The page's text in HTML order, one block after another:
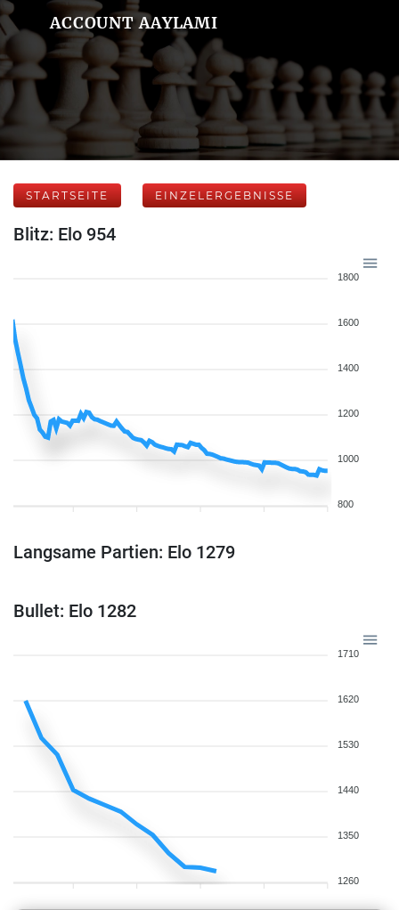
ACCOUNT AAYLAMI
STARTSEITE EINZELERGEBNISSE
Blitz: Elo 954
1800
1600
1400
1200
1000
800
Langsame Partien: Elo 1279
Bullet: Elo 1282
1710
1620
1530
1440
1350
1260